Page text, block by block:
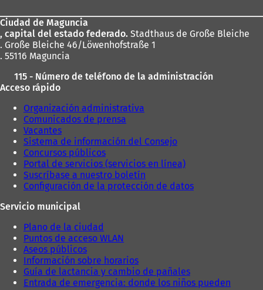
pies
Ciudad de Maguncia
, capital del estado federado. Stadthaus de Große Bleiche
. Große Bleiche 46/Löwenhofstraße 1
. 55116 Maguncia
115 - Número de teléfono de la administración
Acceso rápido
Organización administrativa
Comunicados de prensa
Vacantes
Sistema de información del Consejo
Concursos públicos
Portal de servicios (servicios en línea)
Suscríbase a nuestro boletín
Configuración de la protección de datos
Servicio municipal
Plano de la ciudad
Puntos de acceso WLAN
Aseos públicos
Información sobre horarios
Guía de lactancia y cambio de pañales
Entrada de emergencia: donde los niños pueden